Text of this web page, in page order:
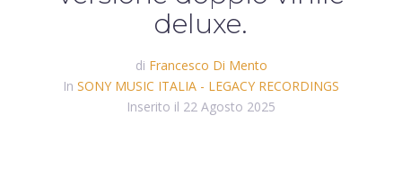
deluxe.
di Francesco Di Mento
In SONY MUSIC ITALIA - LEGACY RECORDINGS
Inserito il 22 Agosto 2025